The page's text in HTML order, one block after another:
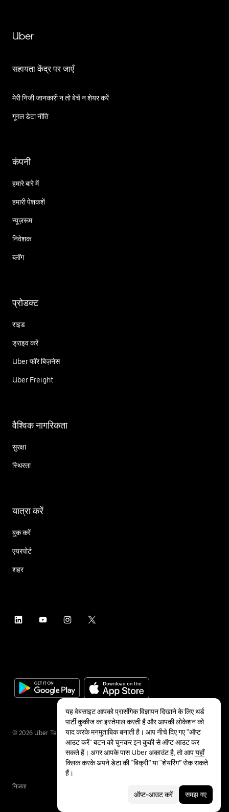
Uber
सहायता केंद्र पर जाएँ
मेरी निजी जानकारी न तो बेचें न शेयर करें
गूगल डेटा नीति
कंपनी
हमारे बारे में
हमारी पेशकशें
न्यूज़रूम
निवेशक
ब्लॉग
प्रोडक्ट
राइड
ड्राइव करें
Uber फॉर बिज़नेस
Uber Freight
वैश्विक नागरिकता
सुरक्षा
स्थिरता
यात्रा करें
बुक करें
एयरपोर्ट
शहर
© 2026 Uber Technologies Inc.
निजता
यह वेबसाइट आपको प्रासंगिक विज्ञापन दिखाने के लिए थर्ड
पार्टी कुकीज का इस्तेमाल करती है और आपकी लोकेशन को
याद करके मनमुताबिक बनाती है। आप नीचे दिए गए “ऑप्ट
आउट करें” बटन को चुनकर इन कुकी से ऑप्ट आउट कर
सकते हैं। अगर आपके पास Uber अकाउंट है, तो आपयहाँ
क्लिक करके अपने डेटा की “बिक्री” या “शेयरिंग” रोक सकते
हैं।
ऑप्ट-आउट करें समझ गए